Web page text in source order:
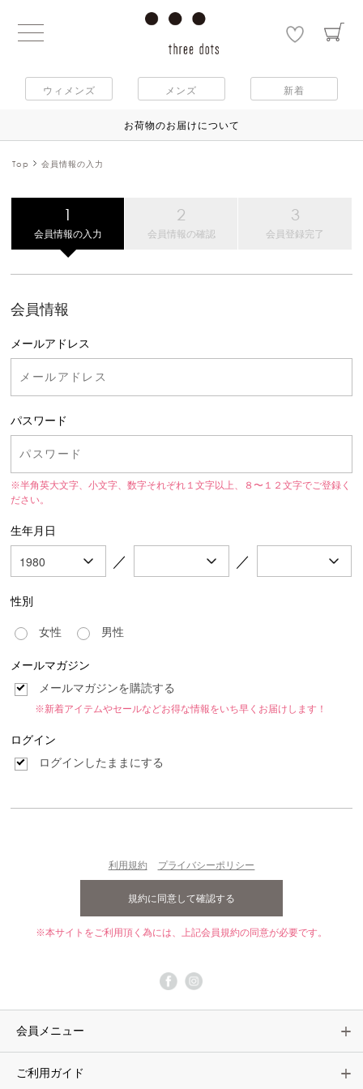
ウィメンズ メンズ 新着
お荷物のお届けについて
Top 会員情報の入力
会員情報の入力 会員情報の確認 会員登録完了
会員情報
メールアドレス
パスワード
※半角英大文字、小文字、数字それぞれ１文字以上、８〜１２文字でご登録く
ださい。
生年月日
／ ／
性別
女性
男性
メールマガジン
メールマガジンを購読する
※新着アイテムやセールなどお得な情報をいち早くお届けします！
ログイン
ログインしたままにする
利用規約 プライバシーポリシー
※本サイトをご利用頂く為には、上記会員規約の同意が必要です。
会員メニュー
ご利用ガイド